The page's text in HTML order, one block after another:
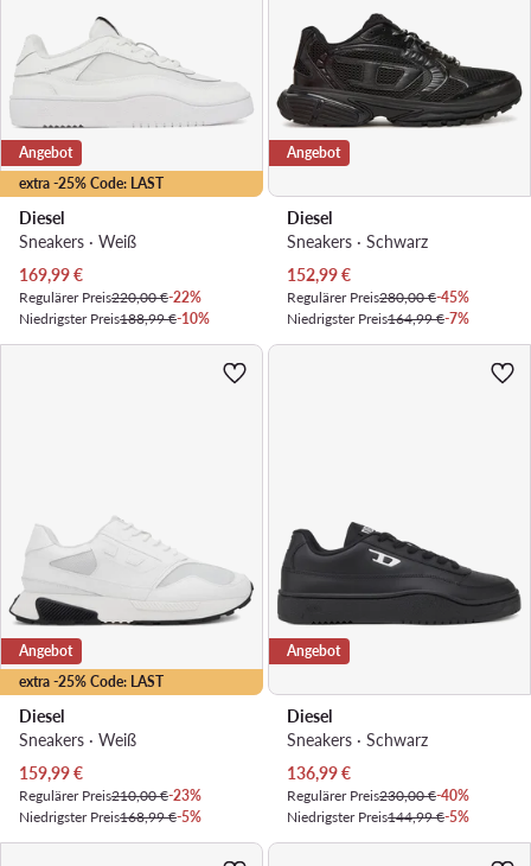
extra -25% Code: LAST
Angebot
Diesel
Sneakers · Weiß
Aktueller Preis
169,99€
Regulärer Preis220,00 €-22%
Niedrigster Preis188,99 €-10%
Angebot
Diesel
Sneakers · Schwarz
Aktueller Preis
152,99€
Regulärer Preis280,00 €-45%
Niedrigster Preis164,99 €-7%
extra -25% Code: LAST
Angebot
Diesel
Sneakers · Weiß
Aktueller Preis
159,99€
Regulärer Preis210,00 €-23%
Niedrigster Preis168,99 €-5%
Angebot
Diesel
Sneakers · Schwarz
Aktueller Preis
136,99€
Regulärer Preis230,00 €-40%
Niedrigster Preis144,99 €-5%